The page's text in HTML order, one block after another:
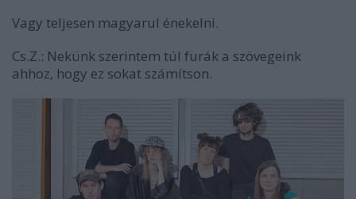
Vagy teljesen magyarul énekelni.
Cs.Z.: Nekünk szerintem túl furák a szövegeink
ahhoz, hogy ez sokat számítson.